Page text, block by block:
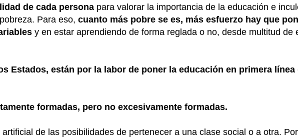
de cada persona para valorar la importancia de la educación e
Para eso, cuanto más pobre se es, más esfuerzo hay que
y en estar aprendiendo de forma reglada o no, desde multitud de
Estados, están por la labor de poner la educación en primera línea
formadas, pero no excesivamente formadas.
de las posibilidades de pertenecer a una clase social o a otra.